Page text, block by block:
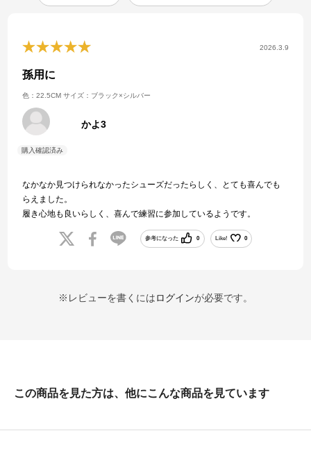
2026.3.9
孫用に
色：22.5CM サイズ：ブラック×シルバー
かよ3
なかなか見つけられなかったシューズだったらしく、とても喜んでも
らえました。
履き心地も良いらしく、喜んで練習に参加しているようです。
参考になった 0 Like! 0
※レビューを書くにはログインが必要です。
この商品を見た方は、他にこんな商品を見ています